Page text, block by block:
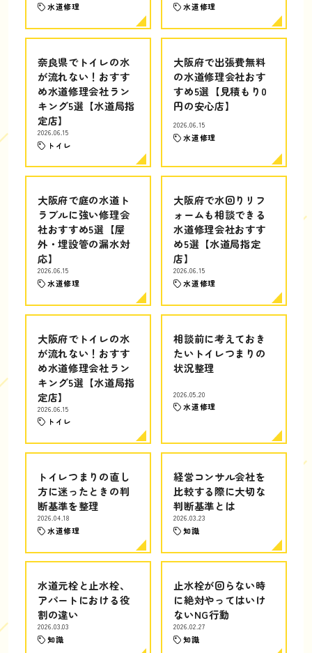
水道修理 水道修理
奈良県でトイレの水
が流れない！おすす
め水道修理会社ラン
キング5選【水道局指
定店】
2026.06.15
トイレ
大阪府で出張費無料
の水道修理会社おす
すめ5選【見積もり0
円の安心店】
2026.06.15
水道修理
大阪府で庭の水道ト
ラブルに強い修理会
社おすすめ5選【屋
外・埋設管の漏水対
応】
2026.06.15
水道修理
大阪府で水回りリフ
ォームも相談できる
水道修理会社おすす
め5選【水道局指定
店】
2026.06.15
水道修理
大阪府でトイレの水
が流れない！おすす
め水道修理会社ラン
キング5選【水道局指
定店】
2026.06.15
トイレ
相談前に考えておき
たいトイレつまりの
状況整理
2026.05.20
水道修理
トイレつまりの直し
方に迷ったときの判
断基準を整理
2026.04.18
水道修理
経営コンサル会社を
比較する際に大切な
判断基準とは
2026.03.23
知識
水道元栓と止水栓、
アパートにおける役
割の違い
2026.03.03
知識
止水栓が回らない時
に絶対やってはいけ
ないNG行動
2026.02.27
知識